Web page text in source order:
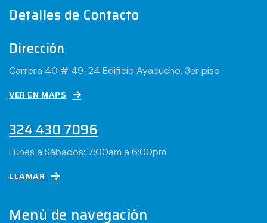
Detalles de Contacto
Dirección
Carrera 40 # 49-24 Edificio Ayacucho, 3er piso
VER EN MAPS
324 430 7096
Lunes a Sábados: 7:00am a 6:00pm
LLAMAR
Menú de navegación